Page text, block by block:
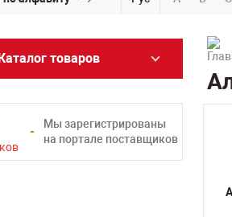
товаров
Мы зарегистрированы
на портале поставщиков